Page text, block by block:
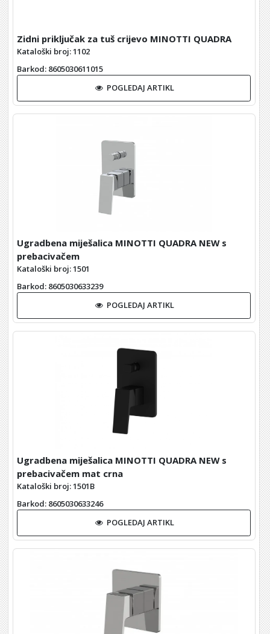
Zidni priključak za tuš crijevo MINOTTI QUADRA
Kataloški broj: 1102
Barkod: 8605030611015
POGLEDAJ ARTIKL
Ugradbena miješalica MINOTTI QUADRA NEW s
prebacivačem
Kataloški broj: 1501
Barkod: 8605030633239
POGLEDAJ ARTIKL
Ugradbena miješalica MINOTTI QUADRA NEW s
prebacivačem mat crna
Kataloški broj: 1501B
Barkod: 8605030633246
POGLEDAJ ARTIKL